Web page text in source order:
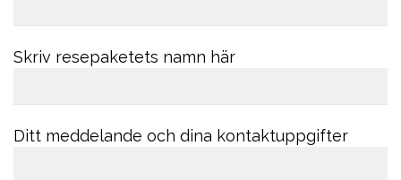
Skriv resepaketets namn här
Ditt meddelande och dina kontaktuppgifter